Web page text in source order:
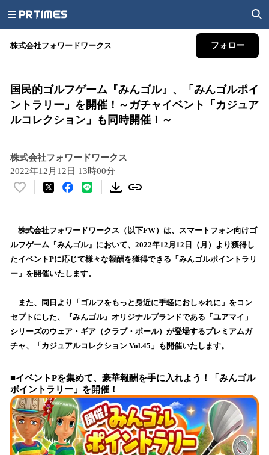
株式会社フォワードワークス フォロー
国民的ゴルフゲーム『みんゴル』、「みんゴルポイ
ントラリー」を開催！～ガチャイベント「カジュア
ルコレクション」も同時開催！～
株式会社フォワードワークス
2022年12月12日 13時00分
い
！
数
を
読
み
中
で
す
​ 株式会社フォワードワークス（以下FW）は、スマートフォン向けゴ
ルフゲーム『みんゴル』において、2022年12月12日（月）より獲得し
たイベントPに応じて様々な報酬を獲得できる「みんゴルポイントラリ
ー」を開催いたします。
また、同日より「ゴルフをもっと身近に手軽におしゃれに」をコン
セプトにした、『みんゴル』オリジナルブランドである「ユアマイ」
シリーズのウェア・ギア（クラブ・ボール）が登場するプレミアムガ
チャ、「カジュアルコレクション Vol.45」も開催いたします。
■イベントPを集めて、豪華報酬を手に入れよう！「みんゴル
ポイントラリー」を開催！